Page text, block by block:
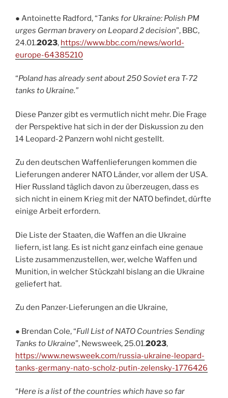
● Antoinette Radford, “Tanks for Ukraine: Polish PM
urges German bravery on Leopard 2 decision”, BBC,
24.01.2023, https://www.bbc.com/news/world-
europe-64385210
“Poland has already sent about 250 Soviet era T-72
tanks to Ukraine.”
Diese Panzer gibt es vermutlich nicht mehr. Die Frage
der Perspektive hat sich in der der Diskussion zu den
14 Leopard-2 Panzern wohl nicht gestellt.
Zu den deutschen Waffenlieferungen kommen die
Lieferungen anderer NATO Länder, vor allem der USA.
Hier Russland täglich davon zu überzeugen, dass es
sich nicht in einem Krieg mit der NATO befindet, dürfte
einige Arbeit erfordern.
Die Liste der Staaten, die Waffen an die Ukraine
liefern, ist lang. Es ist nicht ganz einfach eine genaue
Liste zusammenzustellen, wer, welche Waffen und
Munition, in welcher Stückzahl bislang an die Ukraine
geliefert hat.
Zu den Panzer-Lieferungen an die Ukraine,
● Brendan Cole, “Full List of NATO Countries Sending
Tanks to Ukraine”, Newsweek, 25.01.2023,
https://www.newsweek.com/russia-ukraine-leopard-
tanks-germany-nato-scholz-putin-zelensky-1776426
“Here is a list of the countries which have so far